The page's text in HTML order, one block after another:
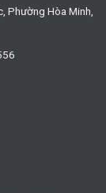
Phường Hòa Minh,